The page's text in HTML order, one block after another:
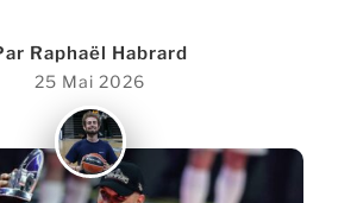
Raphaël Habrard
25 Mai 2026